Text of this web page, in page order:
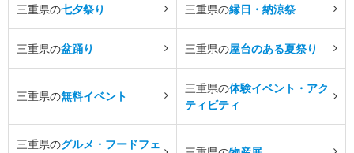
三重県の七夕祭り 三重県の縁日・納涼祭
三重県の盆踊り 三重県の屋台のある夏祭り
三重県の無料イベント
三重県の体験イベント・アク
ティビティ
三重県のグルメ・フードフェ